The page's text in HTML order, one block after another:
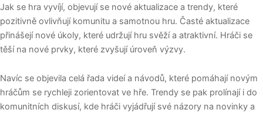
Jak se hra vyvíjí, objevují se nové aktualizace a trendy, které
pozitivně ovlivňují komunitu a samotnou hru. Časté aktualizace
přinášejí nové úkoly, které udržují hru svěží a atraktivní. Hráči se
těší na nové prvky, které zvyšují úroveň výzvy.
Navíc se objevila celá řada videí a návodů, které pomáhají novým
hráčům se rychleji zorientovat ve hře. Trendy se pak prolínají i do
komunitních diskusí, kde hráči vyjádřují své názory na novinky a